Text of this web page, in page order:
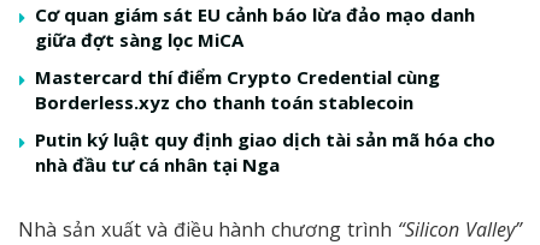
Cơ quan giám sát EU cảnh báo lừa đảo mạo danh
giữa đợt sàng lọc MiCA
Mastercard thí điểm Crypto Credential cùng
Borderless.xyz cho thanh toán stablecoin
Putin ký luật quy định giao dịch tài sản mã hóa cho
nhà đầu tư cá nhân tại Nga
Nhà sản xuất và điều hành chương trình “Silicon Valley”